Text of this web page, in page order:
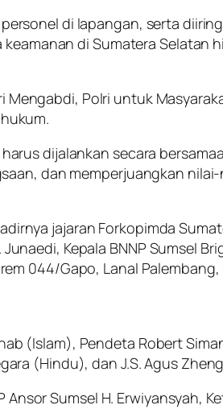
di lapangan, serta
di Sumatera Selatan
Polri untuk
dijalankan secara
dan memperjuangkan nilai-
jajaran Forkopimda
Kepala BNNP Sumsel
044/Gapo, Lanal Palembang,
(Islam), Pendeta Robert
(Hindu), dan J.S. Agus
Sumsel H. Erwiyansyah,